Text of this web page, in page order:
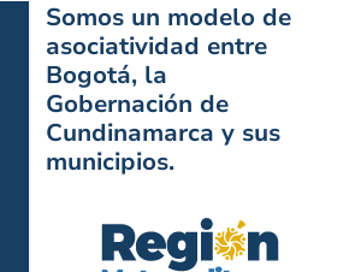
Somos un modelo de
asociatividad entre
Bogotá, la
Gobernación de
Cundinamarca y sus
municipios.